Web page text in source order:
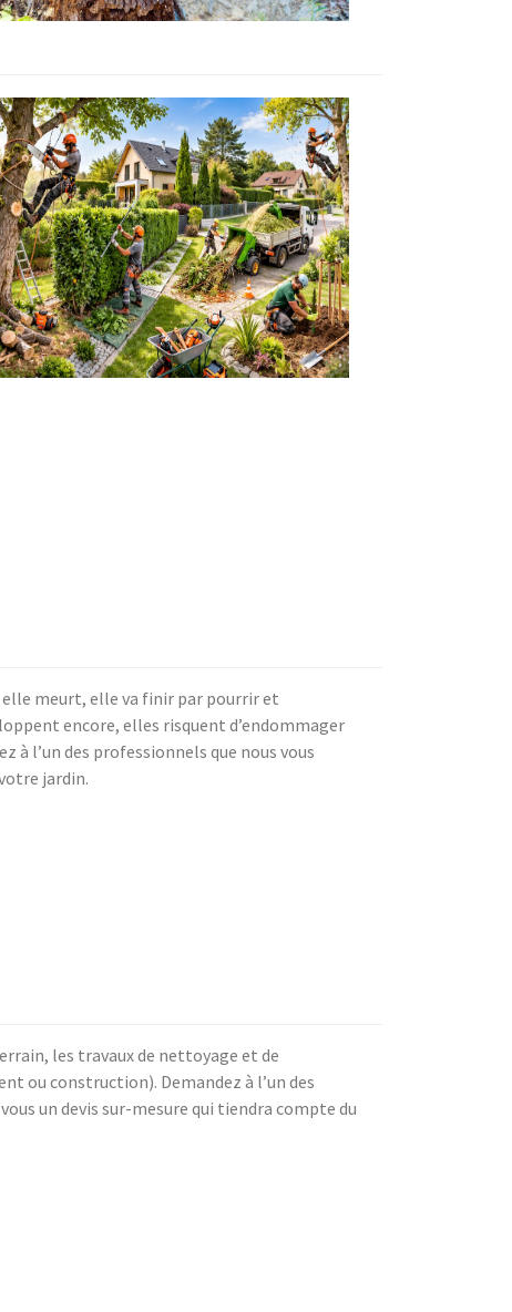
elle meurt, elle va finir par pourrir et
encore, elles risquent d’endommager
à l’un des professionnels que nous vous
jardin.
les travaux de nettoyage et de
ou construction). Demandez à l’un des
un devis sur-mesure qui tiendra compte du